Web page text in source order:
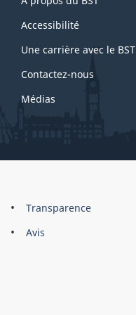
this
site
Accessibilité
Une carrière avec le BST
Contactez-nous
Médias
About
this
Brand
Transparence
Avis